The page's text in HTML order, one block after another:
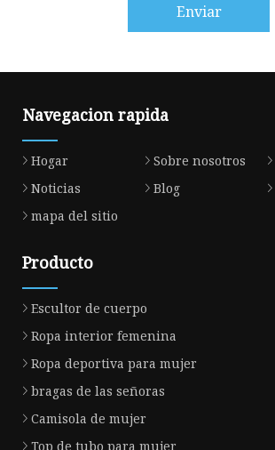
Enviar
Navegacion rapida
Hogar Sobre nosotros
Noticias
Blog
mapa del sitio
Producto
Escultor de cuerpo
Ropa interior femenina
Ropa deportiva para mujer
bragas de las señoras
Camisola de mujer
Top de tubo para mujer